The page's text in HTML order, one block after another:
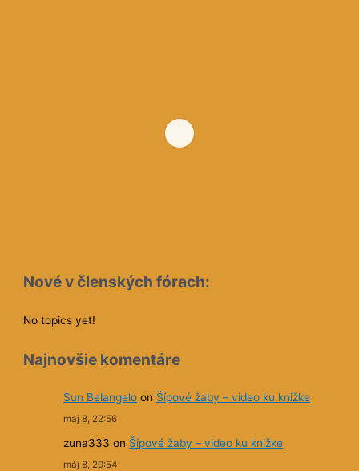
Nové v členských fórach:
No topics yet!
Najnovšie komentáre
Sun Belangelo on Šípové žaby – video ku knižke
máj 8, 22:56
zuna333 on Šípové žaby – video ku knižke
máj 8, 20:54